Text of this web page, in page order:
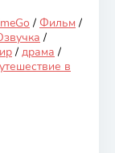
/ Фильм /
/
/ драма /
в